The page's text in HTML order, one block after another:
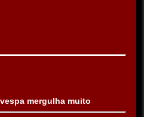
mergulha muito